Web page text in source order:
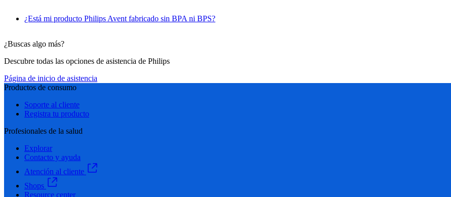
¿Está mi producto Philips Avent fabricado sin BPA ni BPS?
¿Buscas algo más?
Descubre todas las opciones de asistencia de Philips
Página de inicio de asistencia
Productos de consumo
Soporte al cliente
Registra tu producto
Profesionales de la salud
Explorar
Contacto y ayuda
Atención al cliente
Shops
Resource center